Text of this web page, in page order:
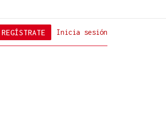
Inicia sesión
REGÍSTRATE